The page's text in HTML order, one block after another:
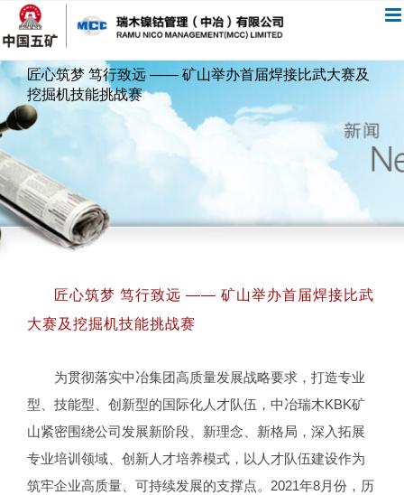
过
内
匠心筑梦 笃行致远 —— 矿山举办首届焊接比武大赛及
挖掘机技能挑战赛
匠心筑梦 笃行致远 —— 矿山举办首届焊接比武
大赛及挖掘机技能挑战赛
为贯彻落实中冶集团高质量发展战略要求，打造专业
型、技能型、创新型的国际化人才队伍，中冶瑞木KBK矿
山紧密围绕公司发展新阶段、新理念、新格局，深入拓展
专业培训领域、创新人才培养模式，以人才队伍建设作为
筑牢企业高质量、可持续发展的支撑点。2021年8月份，历